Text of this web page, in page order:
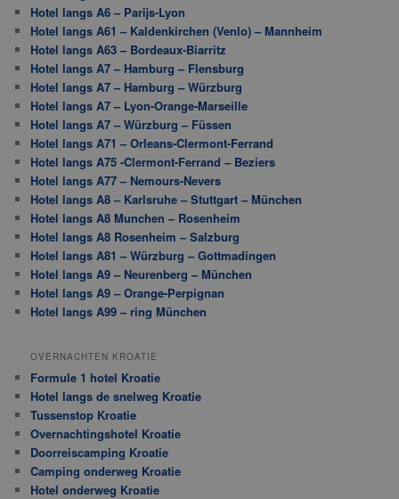
Hotel langs A6 – Parijs-Lyon
Hotel langs A61 – Kaldenkirchen (Venlo) – Mannheim
Hotel langs A63 – Bordeaux-Biarritz
Hotel langs A7 – Hamburg – Flensburg
Hotel langs A7 – Hamburg – Würzburg
Hotel langs A7 – Lyon-Orange-Marseille
Hotel langs A7 – Würzburg – Füssen
Hotel langs A71 – Orleans-Clermont-Ferrand
Hotel langs A75 -Clermont-Ferrand – Beziers
Hotel langs A77 – Nemours-Nevers
Hotel langs A8 – Karlsruhe – Stuttgart – München
Hotel langs A8 Munchen – Rosenheim
Hotel langs A8 Rosenheim – Salzburg
Hotel langs A81 – Würzburg – Gottmadingen
Hotel langs A9 – Neurenberg – München
Hotel langs A9 – Orange-Perpignan
Hotel langs A99 – ring München
OVERNACHTEN KROATIE
Formule 1 hotel Kroatie
Hotel langs de snelweg Kroatie
Tussenstop Kroatie
Overnachtingshotel Kroatie
Doorreiscamping Kroatie
Camping onderweg Kroatie
Hotel onderweg Kroatie